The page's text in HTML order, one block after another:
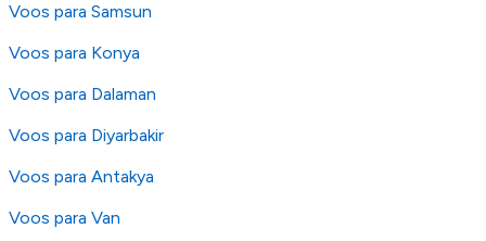
Voos para Samsun
Voos para Konya
Voos para Dalaman
Voos para Diyarbakir
Voos para Antakya
Voos para Van